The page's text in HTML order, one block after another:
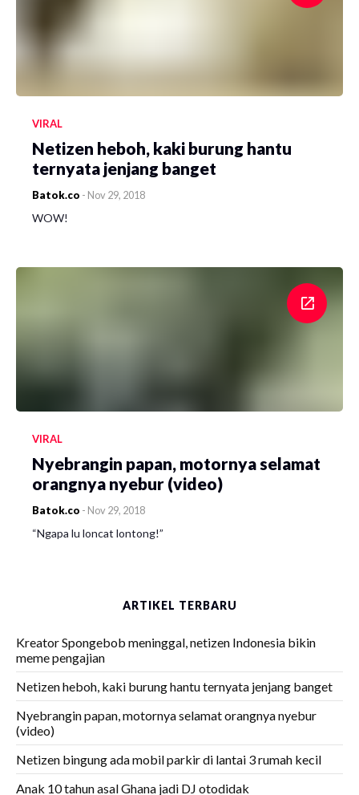
VIRAL
Netizen heboh, kaki burung hantu
ternyata jenjang banget
Batok.co - Nov 29, 2018
WOW!
VIRAL
Nyebrangin papan, motornya selamat
orangnya nyebur (video)
Batok.co - Nov 29, 2018
“Ngapa lu loncat lontong!”
ARTIKEL TERBARU
Kreator Spongebob meninggal, netizen Indonesia bikin
meme pengajian
Netizen heboh, kaki burung hantu ternyata jenjang banget
Nyebrangin papan, motornya selamat orangnya nyebur
(video)
Netizen bingung ada mobil parkir di lantai 3 rumah kecil
Anak 10 tahun asal Ghana jadi DJ otodidak